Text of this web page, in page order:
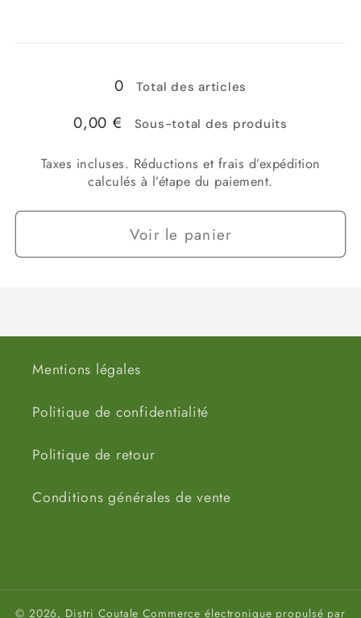
clef
tension
de
tension
0 Total des articles
0,00 € Sous-total des produits
Taxes incluses. Réductions et frais d’expédition
calculés à l’étape du paiement.
Voir le panier
Mentions légales
Politique de confidentialité
Politique de retour
Conditions générales de vente
© 2026, Distri Coutale Commerce électronique propulsé par